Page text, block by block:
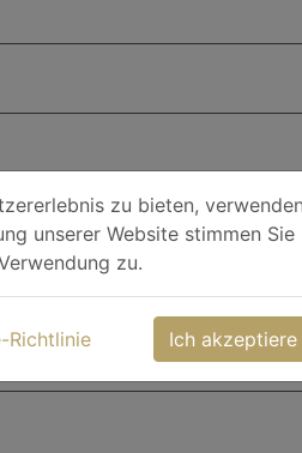
zu bieten,
unserer Website stimmen Sie
zu.
Richtlinie Ich akzeptiere